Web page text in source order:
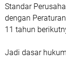
Standar
dengan
11 tahun
Jadi dasar